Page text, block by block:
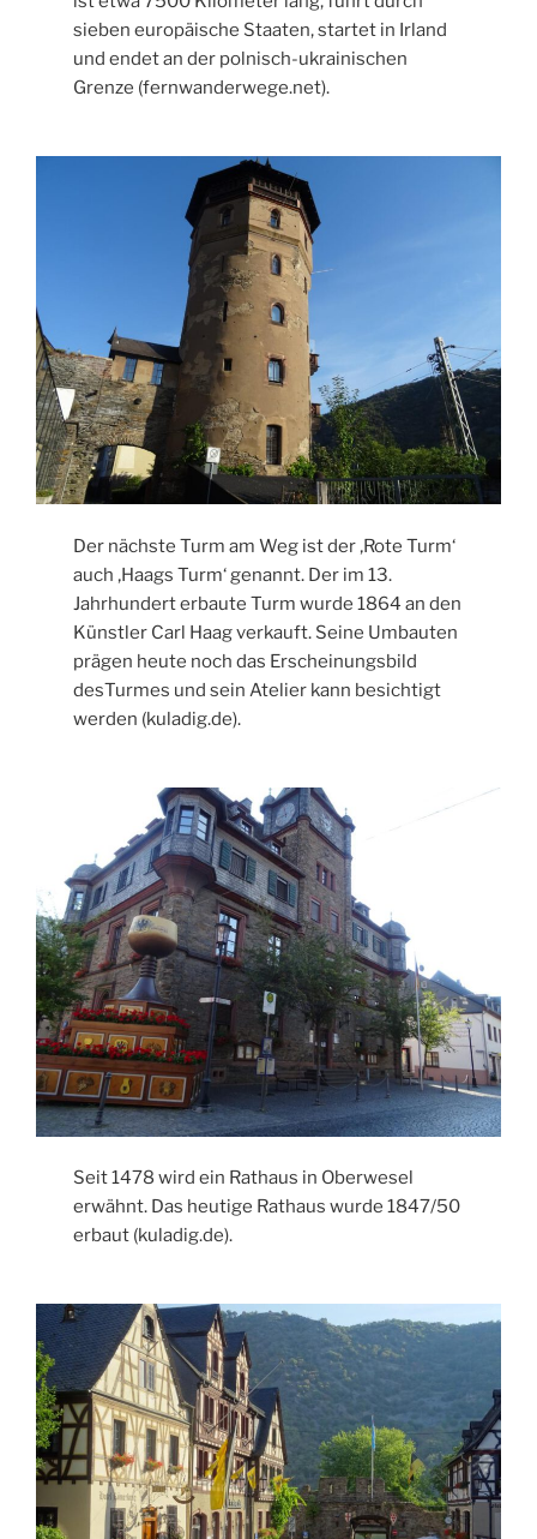
sieben europäische Staaten, startet in Irland
und endet an der polnisch-ukrainischen
Grenze (fernwanderwege.net).
Der nächste Turm am Weg ist der ‚Rote Turm‘
auch ‚Haags Turm‘ genannt. Der im 13.
Jahrhundert erbaute Turm wurde 1864 an den
Künstler Carl Haag verkauft. Seine Umbauten
prägen heute noch das Erscheinungsbild
desTurmes und sein Atelier kann besichtigt
werden (kuladig.de).
Seit 1478 wird ein Rathaus in Oberwesel
erwähnt. Das heutige Rathaus wurde 1847/50
erbaut (kuladig.de).